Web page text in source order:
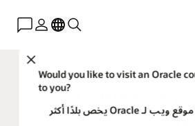
Close
Would you like to visit an Oracle
to you?
هل ترغب في زيارة موقع ويب لـ Oracle يخص بلدًا أكثر
Oracle